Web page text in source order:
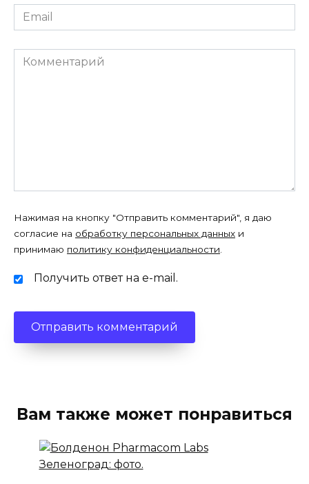
Email
*
Комментарий
Нажимая на кнопку "Отправить комментарий", я даю
согласие на обработку персональных данных и
принимаю политику конфиденциальности.
Получить ответ на e-mail.
Вам также может понравиться